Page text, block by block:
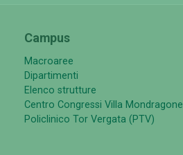
Campus
Macroaree
Dipartimenti
Elenco strutture
Centro Congressi Villa Mondragone
Policlinico Tor Vergata (PTV)